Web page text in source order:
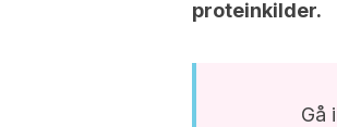
proteinkilder.
Gå